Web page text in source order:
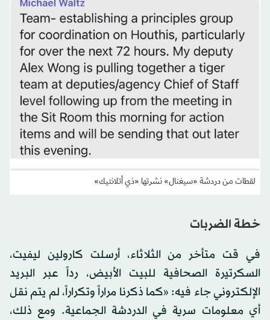
لقطات من دردشة «سيغنال» نشرتها «ذي أتلانتيك»
خطة الضربات
في قت متأخر من الثلاثاء، أرسلت كارولين ليفيت،
السكرتيرة الصحافية للبيت الأبيض، رداً عبر البريد
الإلكتروني جاء فيه: «كما ذكرنا مراراً وتكراراً، لم يتم نقل
أي معلومات سرية في الدردشة الجماعية. ومع ذلك،